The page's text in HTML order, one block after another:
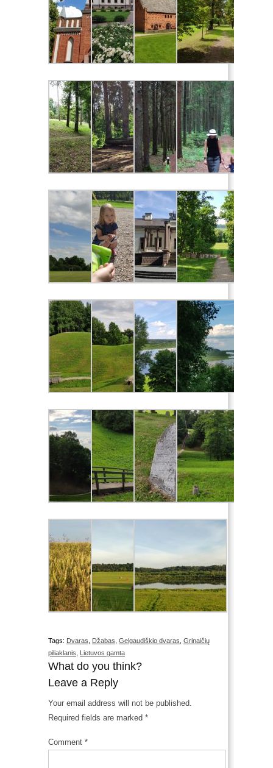
Tags: Dvaras Džabas Gelgaudiškio dvaras Grinaičių
piliaklanis
Lietuvos gamta
What do you think?
Leave a Reply
Your email address will not be published.
Required fields are marked *
Comment *